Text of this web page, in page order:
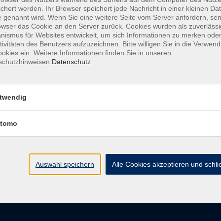
AGB
91161 Hilpoltstein
info@vhs-roth.de
Tel: 09174 4749 0
Dienstag
werden. Ihr Browser speichert jede Nachricht in einer kleinen
genannt wird. Wenn Sie eine weitere Seite vom Server anfordern,
das Cookie an den Server zurück. Cookies wurden als
für Websites entwickelt, um sich Informationen zu merken
des Benutzers aufzuzeichnen. Bitte willigen Sie in die
ein. Weitere Informationen finden Sie in unseren
Datenschutz
Auswahl speichern Alle Cookies akzeptieren und